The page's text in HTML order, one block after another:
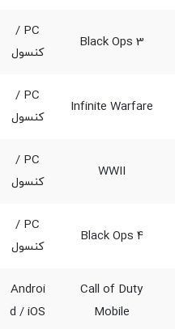
Black Ops 3
PC /
کنسول
Infinite Warfare
PC /
کنسول
WWII
PC /
کنسول
Black Ops 4
PC /
کنسول
Call of Duty
Mobile
Androi
d / iOS